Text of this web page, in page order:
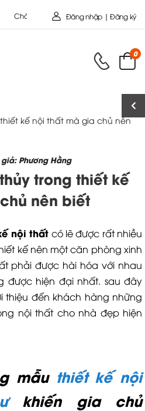
bạn đến với Nội Thất Toàn Cầu - Công
Đăng nhập | Đăng ký
0
kế nội thất mà gia chủ nên
giả: Phương Hằng
trong thiết kế
nên biết
nội thất có lẽ được rất nhiều
kế nên một căn phòng xinh
phải được hài hóa với nhau
được hiện đại nhất. sau đây
thiệu đến khách hàng những
nội thất cho nhà đẹp hiện
mẫu thiết kế nội
khiến gia chủ